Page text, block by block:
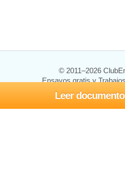
Leer
© 2011–2026
Ensayos gratis y